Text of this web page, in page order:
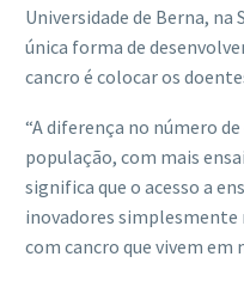
Universidade de Berna, na
única forma de
cancro é colocar os
“A diferença no número
população, com mais
significa que o acesso a
inovadores simplesmente
com cancro que vivem em